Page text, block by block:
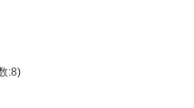
:8)